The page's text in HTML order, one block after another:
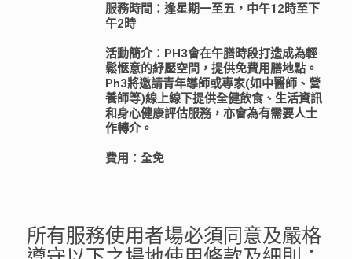
服務時間：逢星期一至五，中午12時至下
午2時
活動簡介：PH3會在午膳時段打造成為輕
鬆愜意的紓壓空間，提供免費用膳地點。
Ph3將邀請青年導師或專家(如中醫師、營
養師等)線上線下提供全健飲食、生活資訊
和身心健康評估服務，亦會為有需要人士
作轉介。
費用：全免
所有服務使用者場必須同意及嚴格